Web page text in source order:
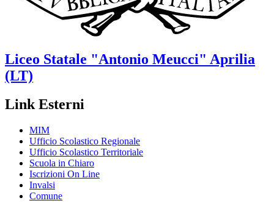
Liceo Statale "Antonio Meucci" Aprilia
(LT)
Link Esterni
MIM
Ufficio Scolastico Regionale
Ufficio Scolastico Territoriale
Scuola in Chiaro
Iscrizioni On Line
Invalsi
Comune